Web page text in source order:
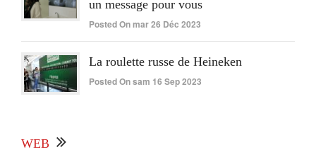
un message pour vous
Posted On mar 26 Déc 2023
La roulette russe de Heineken
Posted On sam 16 Sep 2023
WEB